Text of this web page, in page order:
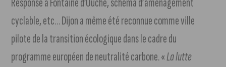
Response à Fontaine d’Ouche, schéma d’aménagement
cyclable, etc… Dijon a même été reconnue comme ville
pilote de la transition écologique dans le cadre du
programme européen de neutralité carbone. «La lutte